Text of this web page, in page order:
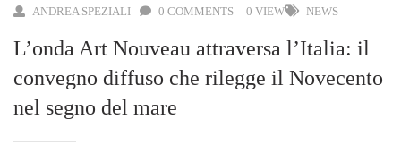
ANDREA SPEZIALI 0 COMMENTS 0 VIEW NEWS
L’onda Art Nouveau attraversa l’Italia: il
convegno diffuso che rilegge il Novecento
nel segno del mare